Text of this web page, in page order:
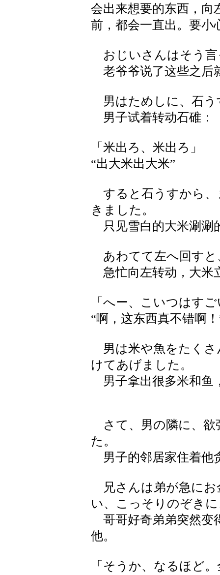
会出来想要的东西，向
前，都会一直出。要小
おじいさんはそう言
老爷爷说了这些之后
男はためしに、石う
男子试着转动石碓：
「米出ろ、米出ろ」
“出大米出大米”
すると石うすから、
きました。
只见雪白的大米涮涮
あわてて左へ回すと
急忙向左转动，大米
「へー、こいつはす
“啊，这东西真不错啊
男は米や魚をたくさ
けてあげました。
男子拿出很多米和鱼
さて、男の隣に、欲
た。
男子的邻居家住着他
兄さんは弟が急にお
い、こっそりのぞき
哥哥好奇弟弟突然变
他。
「そうか、なるほど